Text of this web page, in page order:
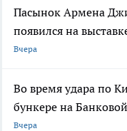
Пасынок Армена
появился на
Вчера
Во время удара по
бункере на Банковой
Вчера